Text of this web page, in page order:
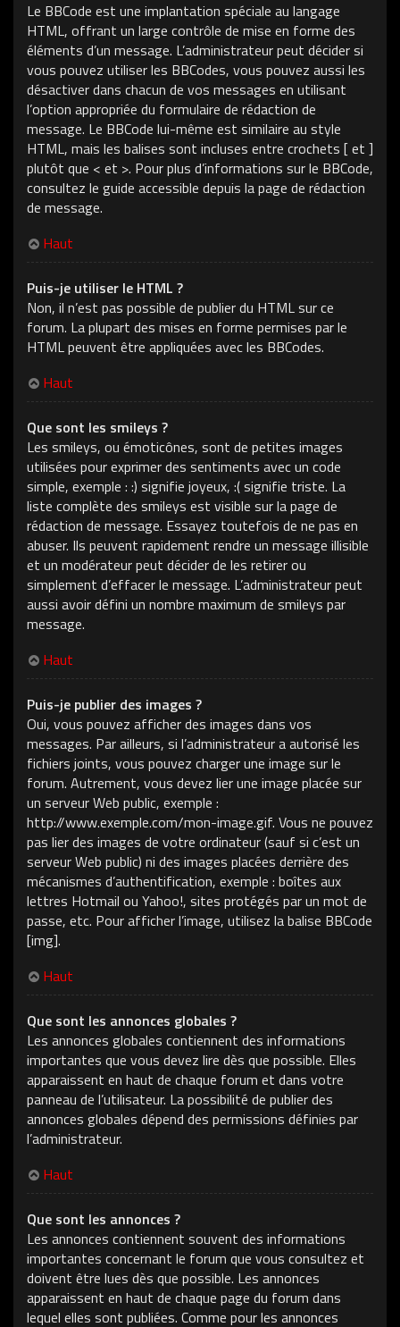
Le BBCode est une implantation spéciale au langage
HTML, offrant un large contrôle de mise en forme des
éléments d’un message. L’administrateur peut décider si
vous pouvez utiliser les BBCodes, vous pouvez aussi les
désactiver dans chacun de vos messages en utilisant
l’option appropriée du formulaire de rédaction de
message. Le BBCode lui-même est similaire au style
HTML, mais les balises sont incluses entre crochets [ et ]
plutôt que < et >. Pour plus d’informations sur le BBCode,
consultez le guide accessible depuis la page de rédaction
de message.
Haut
Puis-je utiliser le HTML ?
Non, il n’est pas possible de publier du HTML sur ce
forum. La plupart des mises en forme permises par le
HTML peuvent être appliquées avec les BBCodes.
Haut
Que sont les smileys ?
Les smileys, ou émoticônes, sont de petites images
utilisées pour exprimer des sentiments avec un code
simple, exemple : :) signifie joyeux, :( signifie triste. La
liste complète des smileys est visible sur la page de
rédaction de message. Essayez toutefois de ne pas en
abuser. Ils peuvent rapidement rendre un message illisible
et un modérateur peut décider de les retirer ou
simplement d’effacer le message. L’administrateur peut
aussi avoir défini un nombre maximum de smileys par
message.
Haut
Puis-je publier des images ?
Oui, vous pouvez afficher des images dans vos
messages. Par ailleurs, si l’administrateur a autorisé les
fichiers joints, vous pouvez charger une image sur le
forum. Autrement, vous devez lier une image placée sur
un serveur Web public, exemple :
http://www.exemple.com/mon-image.gif. Vous ne pouvez
pas lier des images de votre ordinateur (sauf si c’est un
serveur Web public) ni des images placées derrière des
mécanismes d’authentification, exemple : boîtes aux
lettres Hotmail ou Yahoo!, sites protégés par un mot de
passe, etc. Pour afficher l’image, utilisez la balise BBCode
[img].
Haut
Que sont les annonces globales ?
Les annonces globales contiennent des informations
importantes que vous devez lire dès que possible. Elles
apparaissent en haut de chaque forum et dans votre
panneau de l’utilisateur. La possibilité de publier des
annonces globales dépend des permissions définies par
l’administrateur.
Haut
Que sont les annonces ?
Les annonces contiennent souvent des informations
importantes concernant le forum que vous consultez et
doivent être lues dès que possible. Les annonces
apparaissent en haut de chaque page du forum dans
lequel elles sont publiées. Comme pour les annonces